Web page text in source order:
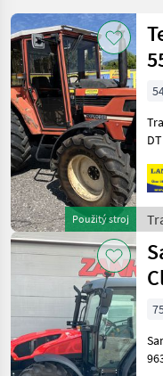
Kategorie 4
AKTUÁLNÍ
CESTA
poľnohospodárska
technika
Traktory
Tradicny
Traktor
Same
VYBRAT
KATEGORII
Same
John Deere
Obnovit
Zobrazit
323
výsledků
Použitý stroj
9631